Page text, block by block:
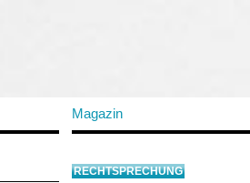
Magazin
RECHTSPRECHUNG